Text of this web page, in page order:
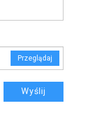
Przeglądaj
Wyślij